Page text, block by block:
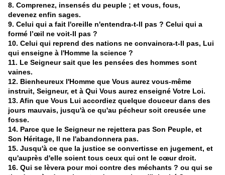
8. Comprenez, insensés du peuple ; et vous, fous,
devenez enfin sages.
9. Celui qui a fait l'oreille n'entendra-t-Il pas ? Celui qui a
formé l’œil ne voit-Il pas ?
10. Celui qui reprend des nations ne convaincra-t-Il pas, Lui
qui enseigne à l'Homme la science ?
11. Le Seigneur sait que les pensées des hommes sont
vaines.
12. Bienheureux l'Homme que Vous aurez vous-même
instruit, Seigneur, et à Qui Vous aurez enseigné Votre Loi.
13. Afin que Vous Lui accordiez quelque douceur dans des
jours mauvais, jusqu'à ce qu'au pécheur soit creusée une
fosse.
14. Parce que le Seigneur ne rejettera pas Son Peuple, et
Son Héritage, Il ne l'abandonnera pas.
15. Jusqu'à ce que la justice se convertisse en jugement, et
qu'auprès d'elle soient tous ceux qui ont le cœur droit.
16. Qui se lèvera pour moi contre des méchants ? ou qui se